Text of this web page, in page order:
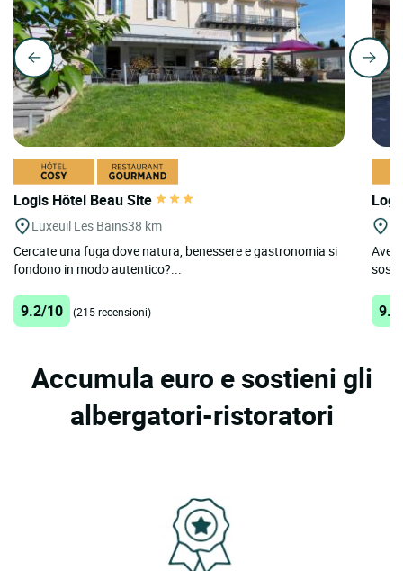
Logis Hôtel Beau Site
Luxeuil Les Bains38 km
Cercate una fuga dove natura, benessere e gastronomia si
fondono in modo autentico?...
9.2/10 (215 recensioni)
Accumula euro e sostieni gli
albergatori-ristoratori